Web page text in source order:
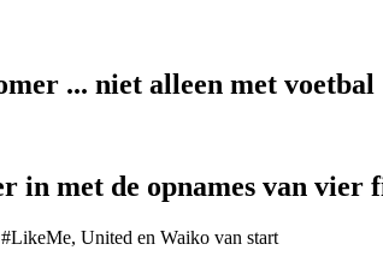
... niet alleen met voetbal
in met de opnames van vier
United en Waiko van start